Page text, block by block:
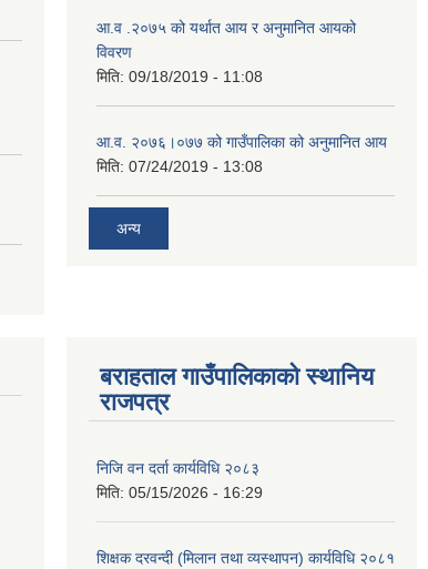
आ.व .२०७५ को यर्थात आय र अनुमानित आयको
विवरण
मिति: 09/18/2019 - 11:08
आ.व. २०७६।०७७ को गाउँपालिका को अनुमानित आय
मिति: 07/24/2019 - 13:08
अन्य
बराहताल गाउँपालिकाको स्थानिय
राजपत्र
निजि वन दर्ता कार्यविधि २०८३
मिति: 05/15/2026 - 16:29
शिक्षक दरवन्दी (मिलान तथा व्यस्थापन) कार्यविधि २०८१